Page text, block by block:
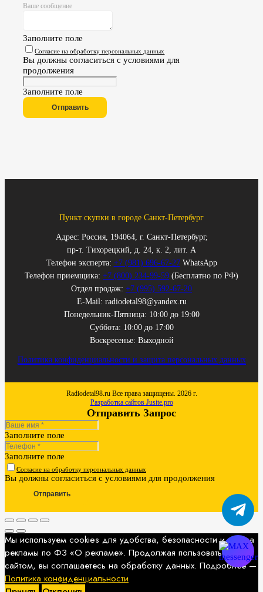
Ваше сообщение
Заполните поле
Согласие на обработку персональных данных
Вы должны согласиться с условиями для
продолжения
Заполните поле
Отправить
Пункт скупки в городе Санкт-Петербург
Адрес: Россия, 194064, г. Санкт-Петербург,
пр-т. Тихорецкий, д. 24, к. 2, лит. А
Телефон эксперта: +7 (981) 696-67-27WhatsApp
Телефон приемщика: +7 (800) 234-99-59 (Бесплатно по РФ)
Отдел продаж: +7 (995) 592-67-20
E-Mail: radiodetal98@yandex.ru
Понедельник-Пятница: 10:00 до 19:00
Суббота: 10:00 до 17:00
Воскресенье: Выходной
Политика конфиденциальности и защита персональных данных
Radiodetal98.ru Все права защищены. 2026 г.
Разработка сайтов Jusite.pro
Отправить Запрос
Заполните поле
Заполните поле
Согласие на обработку персональных данных
Вы должны согласиться с условиями для продолжения
Отправить
Мы используем cookies для удобства, безопасности и показа
рекламы по ФЗ «О рекламе». Продолжая пользоваться
сайтом, вы соглашаетесь на обработку данных. Подробнее —
Политика конфиденциальности